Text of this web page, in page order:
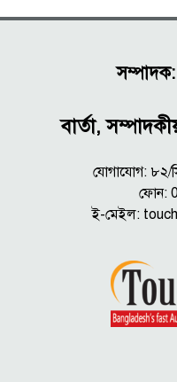
বার্তা,
যোগাযোগ: ৮২/
ফোন:
ই-মেইল: